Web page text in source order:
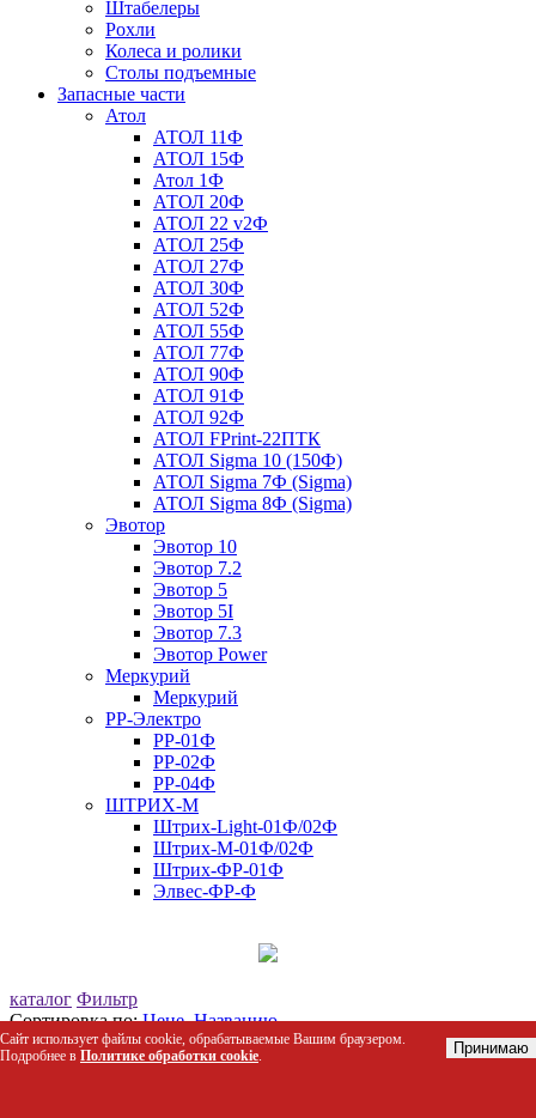
Штабелеры
Рохли
Колеса и ролики
Столы подъемные
Запасные части
Атол
АТОЛ 11Ф
АТОЛ 15Ф
Атол 1Ф
АТОЛ 20Ф
АТОЛ 22 v2Ф
АТОЛ 25Ф
АТОЛ 27Ф
АТОЛ 30Ф
АТОЛ 52Ф
АТОЛ 55Ф
АТОЛ 77Ф
АТОЛ 90Ф
АТОЛ 91Ф
АТОЛ 92Ф
АТОЛ FPrint-22ПТК
АТОЛ Sigma 10 (150Ф)
АТОЛ Sigma 7Ф (Sigma)
АТОЛ Sigma 8Ф (Sigma)
Эвотор
Эвотор 10
Эвотор 7.2
Эвотор 5
Эвотор 5I
Эвотор 7.3
Эвотор Power
Меркурий
Меркурий
РР-Электро
РР-01Ф
РР-02Ф
РР-04Ф
ШТРИХ-М
Штрих-Light-01Ф/02Ф
Штрих-М-01Ф/02Ф
Штрих-ФР-01Ф
Элвес-ФР-Ф
каталог Фильтр
Сортировка по: Цене Названию
109 товаров
F 289 Крючок (L=50, хром) (5 мм)
Сайт использует файлы cookie, обрабатываемые Вашим браузером.
Подробнее в Политике обработки cookie. Принимаю